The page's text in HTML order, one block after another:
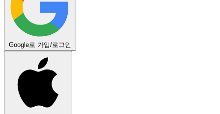
Google로 가입/로그인